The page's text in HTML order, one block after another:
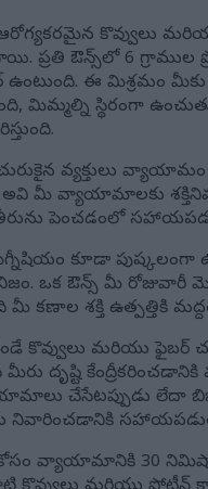
కొవ్వులు
ప్రతి ఔన్స్‌లో 6 గ్రాముల
ఉంటుంది. ఈ మిశ్రమం
మిమ్మల్ని స్థిరంగా
వ్యక్తులు
అవి మీ వ్యాయామాలకు
పెంచడంలో
కూడా పుష్కలంగా
ఒక ఔన్స్ మీ రోజువారీ
మీ కణాల శక్తి ఉత్పత్తికి
కొవ్వులు మరియు ఫైబర్
దృష్టి
చేసేటప్పుడు లేదా
నివారించడానికి
వ్యాయామానికి 30